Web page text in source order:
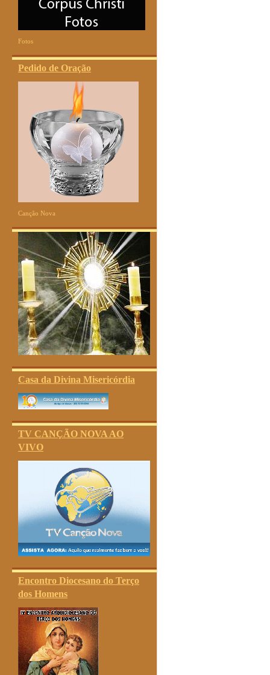
Fotos
Pedido de Oração
Canção Nova
Casa da Divina Misericórdia
TV CANÇÃO NOVA AO
VIVO
Encontro Diocesano do Terço
dos Homens